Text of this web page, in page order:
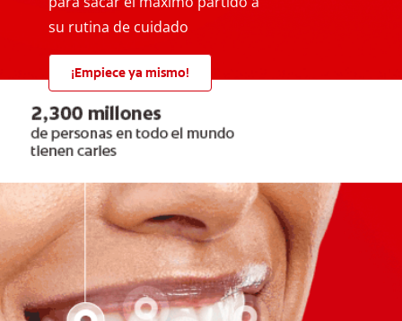
su rutina de cuidado
¡Empiece ya mismo!